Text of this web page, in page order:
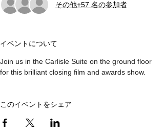
その他+57 名の参加者
イベントについて
Join us in the Carlisle Suite on the ground floor
for this brilliant closing film and awards show.
このイベントをシェア